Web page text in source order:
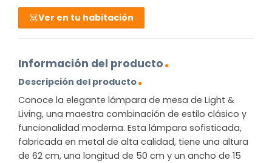
Ver en tu habitación
Información del producto
Descripción del producto
Conoce la elegante lámpara de mesa de Light &
Living, una maestra combinación de estilo clásico y
funcionalidad moderna. Esta lámpara sofisticada,
fabricada en metal de alta calidad, tiene una altura
de 62 cm, una longitud de 50 cm y un ancho de 15